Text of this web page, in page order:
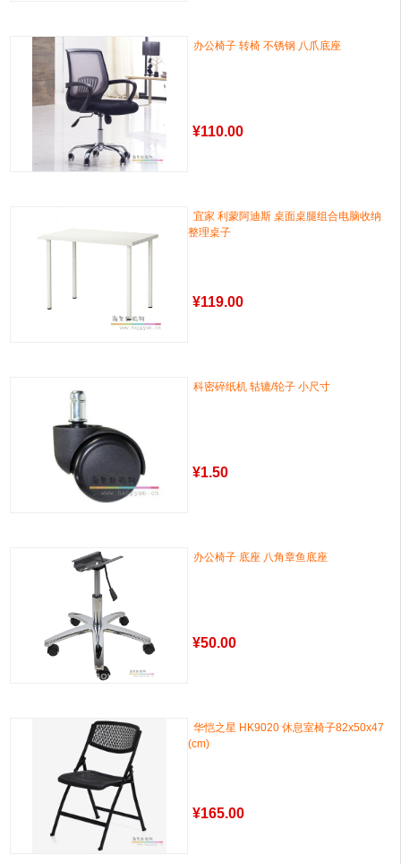
办公椅子 转椅 不锈钢 八爪底座
¥110.00
宜家 利蒙阿迪斯 桌面桌腿组合电脑收纳
整理桌子
¥119.00
科密碎纸机 轱辘/轮子 小尺寸
¥1.50
办公椅子 底座 八角章鱼底座
¥50.00
华恺之星 HK9020 休息室椅子82x50x47
(cm)
¥165.00